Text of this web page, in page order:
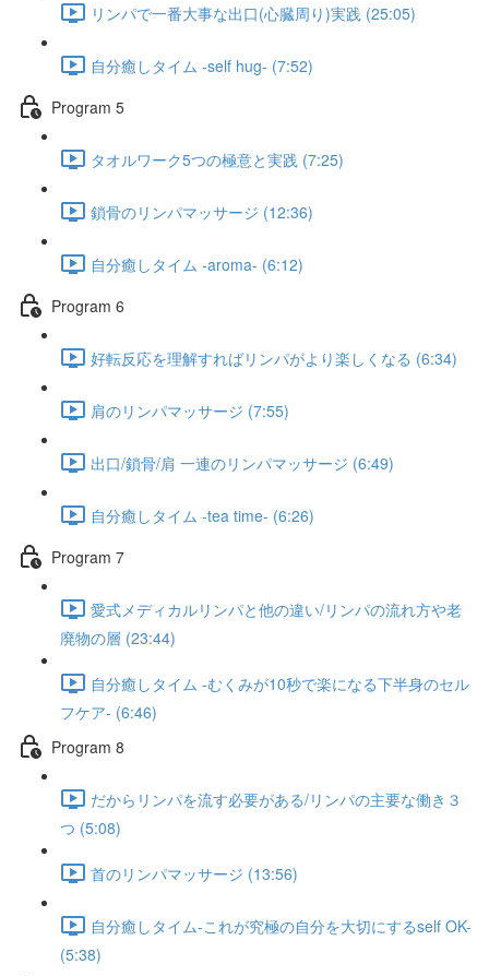
リンパで一番大事な出口(心臓周り)実践 (25:05)
自分癒しタイム -self hug- (7:52)
Program 5
タオルワーク5つの極意と実践 (7:25)
鎖骨のリンパマッサージ (12:36)
自分癒しタイム -aroma- (6:12)
Program 6​
好転反応を理解すればリンパがより楽しくなる (6:34)
肩のリンパマッサージ (7:55)
出口/鎖骨/肩 一連のリンパマッサージ (6:49)
自分癒しタイム -tea time- (6:26)
Program 7
愛式メディカルリンパと他の違い/リンパの流れ方や老
廃物の層 (23:44)
自分癒しタイム -むくみが10秒で楽になる下半身のセル
フケア- (6:46)
Program 8
だからリンパを流す必要がある/リンパの主要な働き３
つ (5:08)
首のリンパマッサージ (13:56)
自分癒しタイム-これが究極の自分を大切にするself OK-
(5:38)